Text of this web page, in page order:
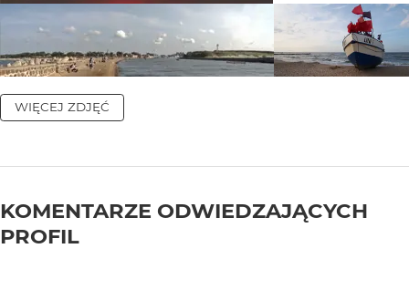
WIĘCEJ ZDJĘĆ
KOMENTARZE ODWIEDZAJĄCYCH
PROFIL